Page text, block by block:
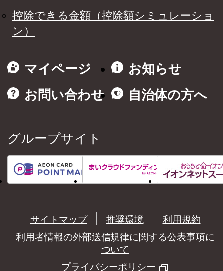
控除できる金額（控除額シミュレーショ
ン）
マイページ
お知らせ
お問い合わせ
自治体の方へ
グループサイト
サイトマップ 推奨環境
利用規約
利用者情報の外部送信規律に関する公表事項に
ついて
プライバシーポリシー